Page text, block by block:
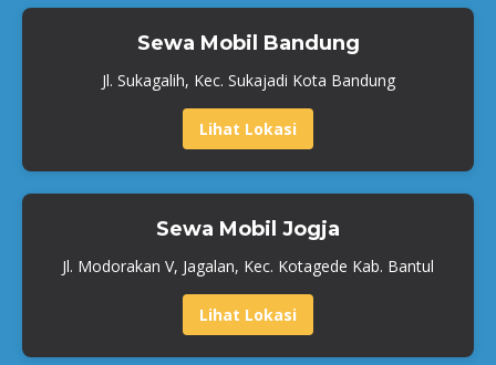
Sewa Mobil Bandung
Jl. Sukagalih, Kec. Sukajadi Kota Bandung
Lihat Lokasi
Sewa Mobil Jogja
Jl. Modorakan V, Jagalan, Kec. Kotagede Kab. Bantul
Lihat Lokasi